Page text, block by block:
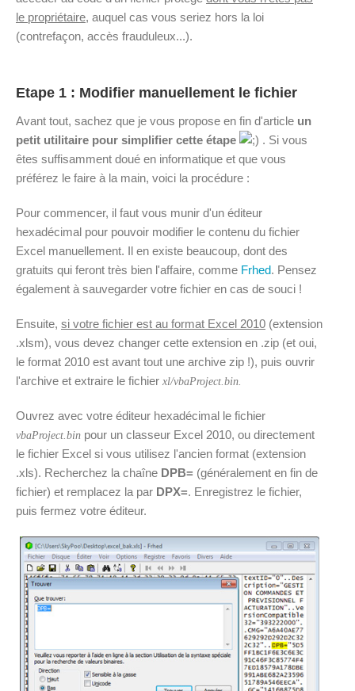
le propriétaire, auquel cas vous seriez hors la loi
(contrefaçon, accès frauduleux...).
Etape 1 : Modifier manuellement le fichier
Avant tout, sachez que je vous propose en fin d'article un
petit utilitaire pour simplifier cette étape
. Si vous
êtes suffisamment doué en informatique et que vous
préférez le faire à la main, voici la procédure :
Pour commencer, il faut vous munir d'un éditeur
hexadécimal pour pouvoir modifier le contenu du fichier
Excel manuellement. Il en existe beaucoup, dont des
gratuits qui feront très bien l'affaire, comme Frhed. Pensez
également à sauvegarder votre fichier en cas de souci !
Ensuite, si votre fichier est au format Excel 2010 (extension
.xlsm), vous devez changer cette extension en .zip (et oui,
le format 2010 est avant tout une archive zip !), puis ouvrir
l'archive et extraire le fichier xl/vbaProject.bin.
Ouvrez avec votre éditeur hexadécimal le fichier
vbaProject.bin pour un classeur Excel 2010, ou directement
le fichier Excel si vous utilisez l'ancien format (extension
.xls). Recherchez la chaîne DPB= (généralement en fin de
fichier) et remplacez la par DPX=. Enregistrez le fichier,
puis fermez votre éditeur.